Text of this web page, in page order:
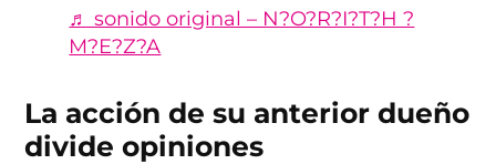
♬ sonido original – N?O?R?I?T?H ?
M?E?Z?A
La acción de su anterior dueño
divide opiniones